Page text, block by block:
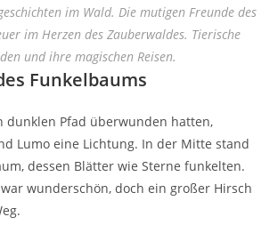
im Wald. Die mutigen Freunde des
im Herzen des Zauberwaldes. Tierische
und ihre magischen Reisen.
Funkelbaums
dunklen Pfad überwunden hatten,
Lumo eine Lichtung. In der Mitte stand
dessen Blätter wie Sterne funkelten.
wunderschön, doch ein großer Hirsch